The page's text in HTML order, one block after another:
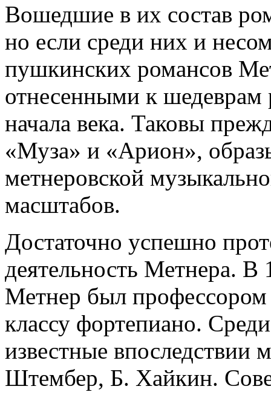
Вошедшие в их состав
но если среди них и
пушкинских романсов
отнесенными к шедеврам
начала века. Таковы
«Муза» и «Арион»,
метнеровской
масштабов.
Достаточно успешно
деятельность Метнера.
Метнер был профессором
классу фортепиано.
известные
Штембер, Б. Хайкин.